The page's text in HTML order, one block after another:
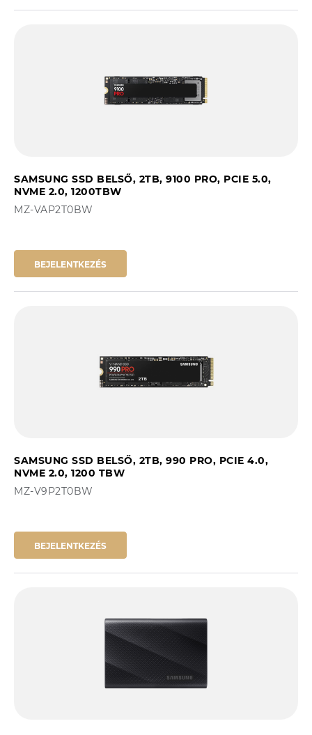
SAMSUNG SSD BELSŐ, 2TB, 9100 PRO, PCIE 5.0,
NVME 2.0, 1200TBW
MZ-VAP2T0BW
BEJELENTKEZÉS
SAMSUNG SSD BELSŐ, 2TB, 990 PRO, PCIE 4.0,
NVME 2.0, 1200 TBW
MZ-V9P2T0BW
BEJELENTKEZÉS